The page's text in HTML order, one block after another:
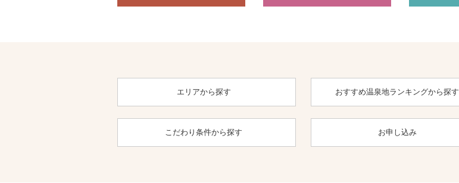
エリアから探す おすすめ温泉地ランキングから探す
こだわり条件から探す お申し込み